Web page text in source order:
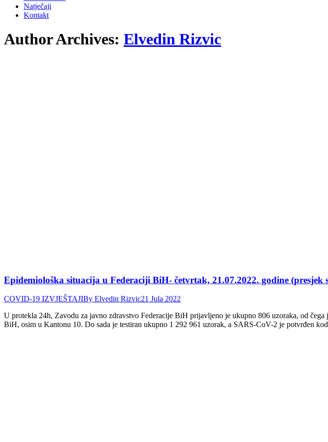
Natječaji
Kontakt
Author Archives: Elvedin Rizvic
Epidemiološka situacija u Federaciji BiH- četvrtak, 21.07.2022. godine (presjek
COVID-19 IZVJEŠTAJIBy Elvedin Rizvic21 Jula 2022
U protekla 24h, Zavodu za javno zdravstvo Federacije BiH prijavljeno je ukupno 806 uzoraka, od
BiH, osim u Kantonu 10. Do sada je testiran ukupno 1 292 961 uzorak, a SARS-CoV-2 je potvrđen